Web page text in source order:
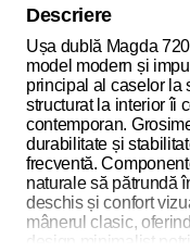
Descriere
Ușa dublă Magda
model modern și
principal al caselor la
structurat la interior îi
contemporan.
durabilitate și
frecventă.
naturale să pătrundă
deschis și confort
mânerul clasic,
design minimalist